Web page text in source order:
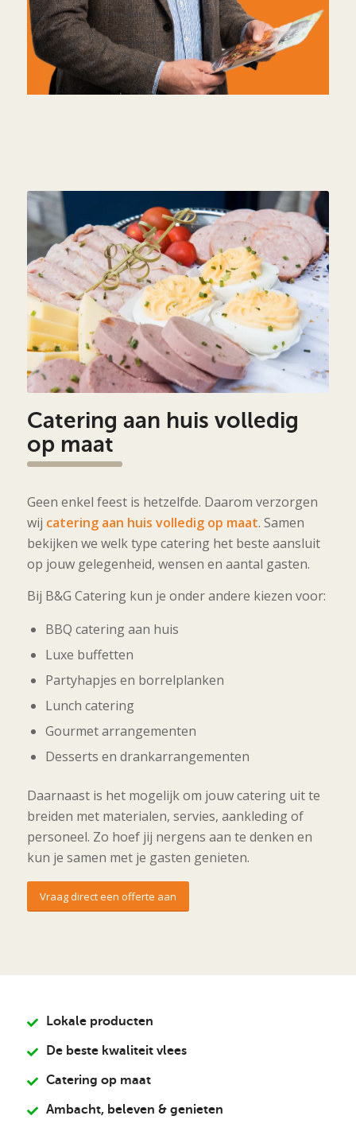
Catering aan huis volledig
op maat
Geen enkel feest is hetzelfde. Daarom verzorgen
wij catering aan huis volledig op maat. Samen
bekijken we welk type catering het beste aansluit
op jouw gelegenheid, wensen en aantal gasten.
Bij B&G Catering kun je onder andere kiezen voor:
BBQ catering aan huis
Luxe buffetten
Partyhapjes en borrelplanken
Lunch catering
Gourmet arrangementen
Desserts en drankarrangementen
Daarnaast is het mogelijk om jouw catering uit te
breiden met materialen, servies, aankleding of
personeel. Zo hoef jij nergens aan te denken en
kun je samen met je gasten genieten.
Vraag direct een offerte aan
Lokale producten
De beste kwaliteit vlees
Catering op maat
Ambacht, beleven & genieten